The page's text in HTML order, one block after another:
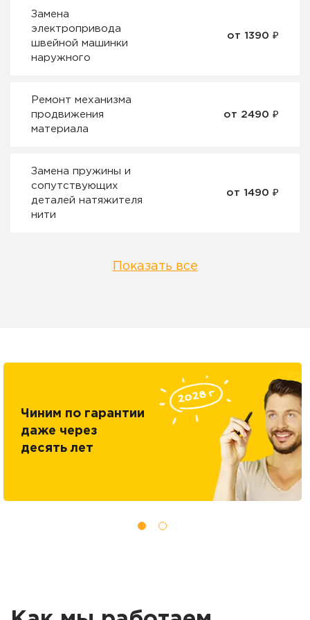
Замена
электропривода
швейной машинки
наружного
от 1390 ₽
Ремонт механизма
продвижения
материала
от 2490 ₽
Замена пружины и
сопутствующих
деталей натяжителя
нити
от 1490 ₽
Показать все
Чиним по гарантии
даже через
десять лет